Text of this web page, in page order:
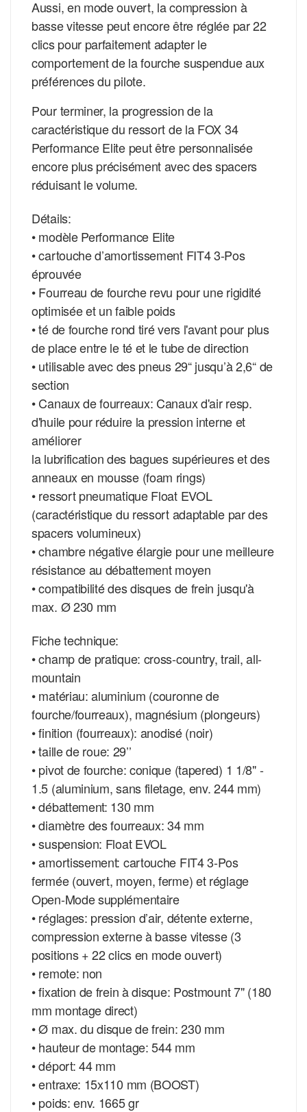
Aussi, en mode ouvert, la compression à
basse vitesse peut encore être réglée par 22
clics pour parfaitement adapter le
comportement de la fourche suspendue aux
préférences du pilote.
Pour terminer, la progression de la
caractéristique du ressort de la FOX 34
Performance Elite peut être personnalisée
encore plus précisément avec des spacers
réduisant le volume.
Détails:
• modèle Performance Elite
• cartouche d’amortissement FIT4 3-Pos
éprouvée
• Fourreau de fourche revu pour une rigidité
optimisée et un faible poids
• té de fourche rond tiré vers l'avant pour plus
de place entre le té et le tube de direction
• utilisable avec des pneus 29“ jusqu’à 2,6“ de
section
• Canaux de fourreaux: Canaux d'air resp.
d'huile pour réduire la pression interne et
améliorer
la lubrification des bagues supérieures et des
anneaux en mousse (foam rings)
• ressort pneumatique Float EVOL
(caractéristique du ressort adaptable par des
spacers volumineux)
• chambre négative élargie pour une meilleure
résistance au débattement moyen
• compatibilité des disques de frein jusqu'à
max. Ø 230 mm
Fiche technique:
• champ de pratique: cross-country, trail, all-
mountain
• matériau: aluminium (couronne de
fourche/fourreaux), magnésium (plongeurs)
• finition (fourreaux): anodisé (noir)
• taille de roue: 29’’
• pivot de fourche: conique (tapered) 1 1/8" -
1.5 (aluminium, sans filetage, env. 244 mm)
• débattement: 130 mm
• diamètre des fourreaux: 34 mm
• suspension: Float EVOL
• amortissement: cartouche FIT4 3-Pos
fermée (ouvert, moyen, ferme) et réglage
Open-Mode supplémentaire
• réglages: pression d’air, détente externe,
compression externe à basse vitesse (3
positions + 22 clics en mode ouvert)
• remote: non
• fixation de frein à disque: Postmount 7" (180
mm montage direct)
• Ø max. du disque de frein: 230 mm
• hauteur de montage: 544 mm
• déport: 44 mm
• entraxe: 15x110 mm (BOOST)
• poids: env. 1665 gr